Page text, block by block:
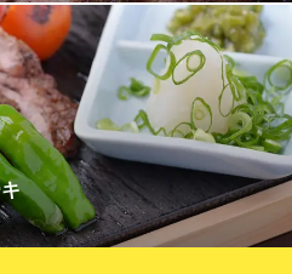
ャトル館4F
島牛』。その中でも特に厳選した
』でご提供いたします。口の中
和牛肉ならではの旨味と甘味を
。まずはゲランド塩でさっぱり
味を変えてお召し上がりくださ
‐さくらざくら‐